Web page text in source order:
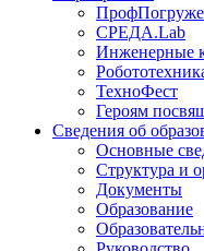
СРЕДА.Lab
Инженерные
ТехноФест
Героям
Сведения об
Основные
Структура и
Документы
Образование